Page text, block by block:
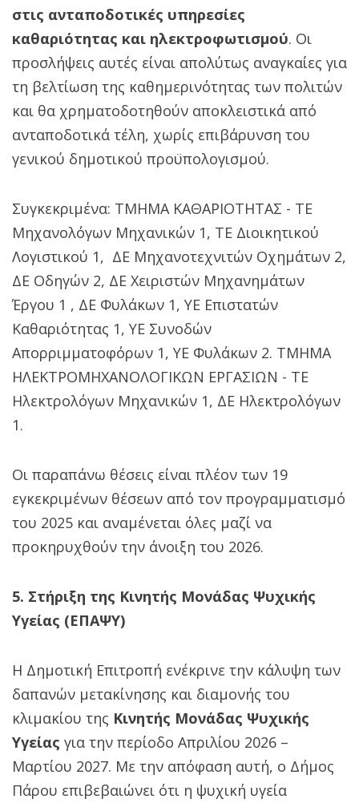
στις ανταποδοτικές υπηρεσίες
καθαριότητας και ηλεκτροφωτισμού. Οι
προσλήψεις αυτές είναι απολύτως αναγκαίες για
τη βελτίωση της καθημερινότητας των πολιτών
και θα χρηματοδοτηθούν αποκλειστικά από
ανταποδοτικά τέλη, χωρίς επιβάρυνση του
γενικού δημοτικού προϋπολογισμού.
Συγκεκριμένα: ΤΜΗΜΑ ΚΑΘΑΡΙΟΤΗΤΑΣ - ΤΕ
Μηχανολόγων Μηχανικών 1, ΤΕ Διοικητικού
Λογιστικού 1, ΔΕ Μηχανοτεχνιτών Οχημάτων 2,
ΔΕ Οδηγών 2, ΔΕ Χειριστών Μηχανημάτων
Έργου 1 , ΔΕ Φυλάκων 1, ΥΕ Επιστατών
Καθαριότητας 1, ΥΕ Συνοδών
Απορριμματοφόρων 1, ΥΕ Φυλάκων 2. ΤΜΗΜΑ
ΗΛΕΚΤΡΟΜΗΧΑΝΟΛΟΓΙΚΩΝ ΕΡΓΑΣΙΩΝ - ΤΕ
Ηλεκτρολόγων Μηχανικών 1, ΔΕ Ηλεκτρολόγων
1.
Οι παραπάνω θέσεις είναι πλέον των 19
εγκεκριμένων θέσεων από τον προγραμματισμό
του 2025 και αναμένεται όλες μαζί να
προκηρυχθούν την άνοιξη του 2026.
5. Στήριξη της Κινητής Μονάδας Ψυχικής
Υγείας (ΕΠΑΨΥ)
Η Δημοτική Επιτροπή ενέκρινε την κάλυψη των
δαπανών μετακίνησης και διαμονής του
κλιμακίου της Κινητής Μονάδας Ψυχικής
Υγείας για την περίοδο Απριλίου 2026 –
Μαρτίου 2027. Με την απόφαση αυτή, ο Δήμος
Πάρου επιβεβαιώνει ότι η ψυχική υγεία